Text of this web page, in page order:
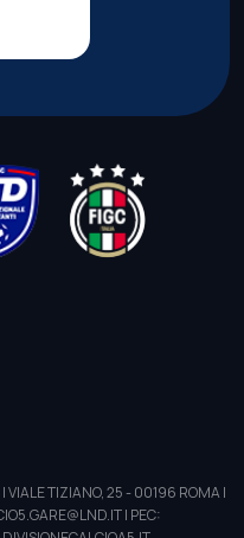
VIALE TIZIANO, 25 - 00196 ROMA |
| PEC: